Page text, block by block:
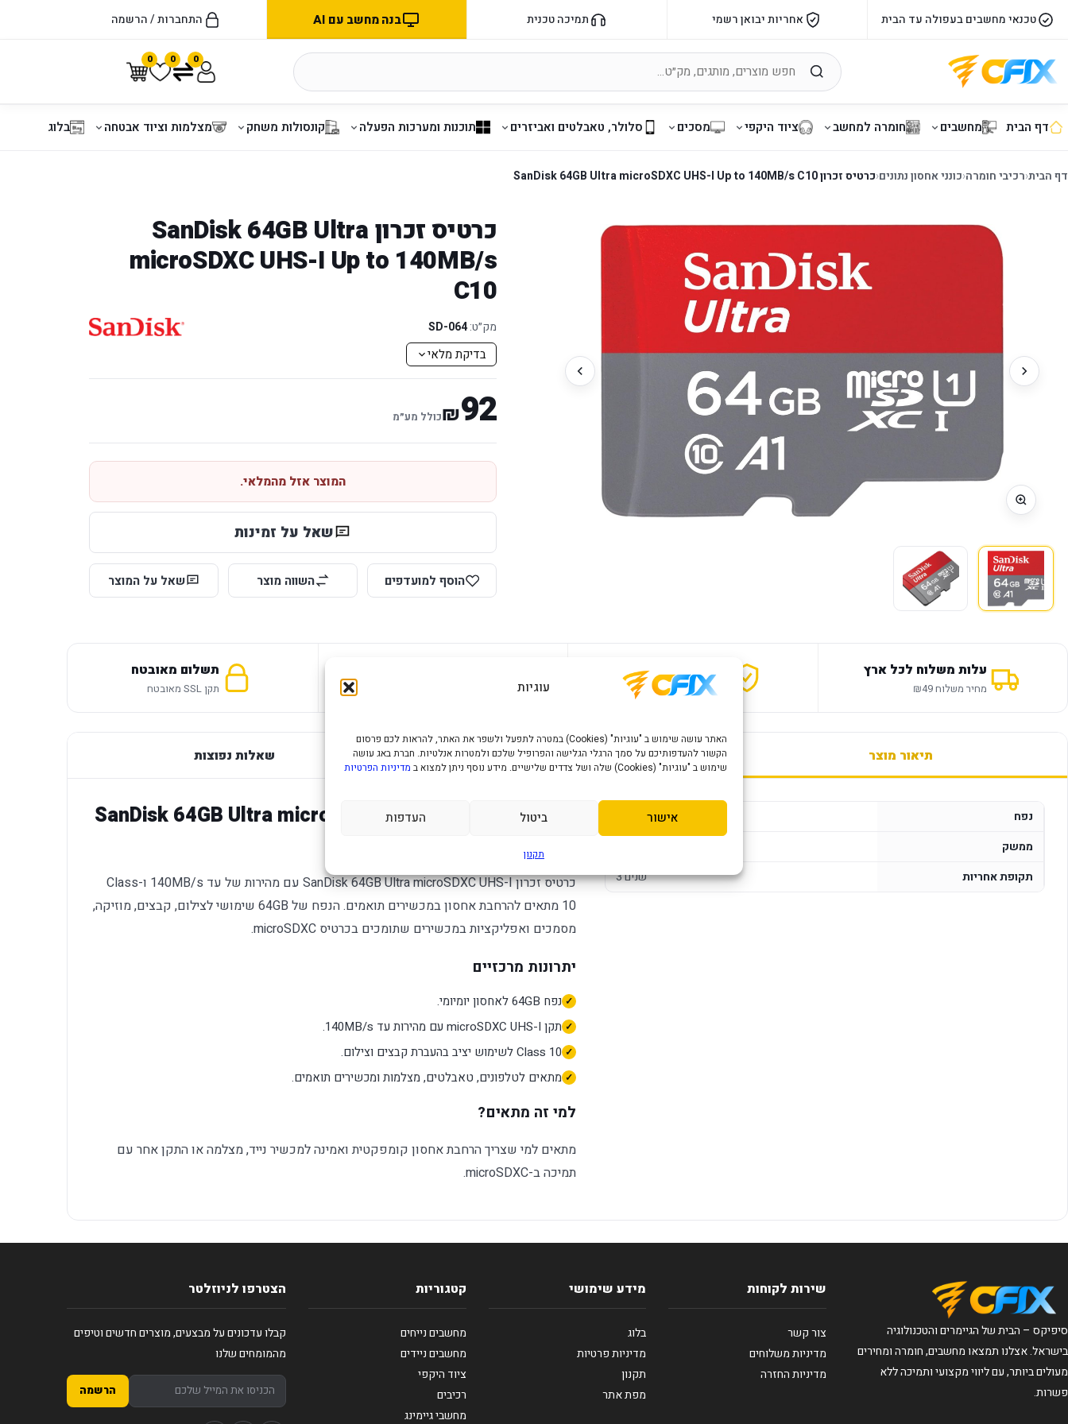
עוגיות
האתר עושה שימוש ב "עוגיות" (Cookies) במטרה לתפעל ולשפר את האתר, להראות לכם פרסום
הקשור להעדפותיכם על סמך הרגלי הגלישה והפרופיל שלכם ולמטרות אנלטיות. חברת באג עושה
שימוש ב "עוגיות" (Cookies) שלה ושל צדדים שלישיים. מידע נוסף ניתן למצוא ב
מדיניות הפרטיות
אישור ביטול העדפות
תקנון
טכנאי מחשבים בעפולה עד הבית אחריות יבואן רשמי תמיכה טכנית בנה מחשב עם AI התחברות / הרשמה
0 0 0
דף הבית מחשבים חומרה למחשב ציוד היקפי מסכים סלולר, טאבלטים ואביזרים תוכנות ומערכות הפעלה קונסולות משחק מצלמות וציוד אבטחה בלוג
דף הבית‹רכיבי חומרה‹כונני אחסון נתונים‹כרטיס זכרון SanDisk 64GB Ultra microSDXC UHS-I Up to 140MB/s C10
כרטיס זכרון SanDisk 64GB Ultra
microSDXC UHS-I Up to 140MB/s
C10
מק״ט:SD-064
בדיקת מלאי
92
₪כולל מע״מ
המוצר אזל מהמלאי.
שאל על זמינות
הוסף למועדפים השווה מוצר שאל על המוצר
עלות משלוח לכל ארץ
מחיר משלוח ₪49
אחריות יבואן רשמי תשלום מאובטח
תקן SSL מאובטח
תיאור מוצר מפרט טכני שאלות נפוצות
נפח
ממשק
תקופת אחריות
3 שנים
כרטיס זכרון SanDisk 64GB Ultra microSDXC UHS-I Up
to 140MB/s C10
כרטיס זכרון SanDisk 64GB Ultra microSDXC UHS-I עם מהירות של עד 140MB/s ו-Class
10 מתאים להרחבת אחסון במכשירים תואמים. הנפח של 64GB שימושי לצילום, קבצים, מוזיקה,
מסמכים ואפליקציות במכשירים שתומכים בכרטיס microSDXC.
יתרונות מרכזיים
נפח 64GB לאחסון יומיומי.
תקן microSDXC UHS-I עם מהירות עד 140MB/s.
Class 10 לשימוש יציב בהעברת קבצים וצילום.
מתאים לטלפונים, טאבלטים, מצלמות ומכשירים תואמים.
למי זה מתאים?
מתאים למי שצריך הרחבת אחסון קומפקטית ואמינה למכשיר נייד, מצלמה או התקן אחר עם
תמיכה ב-microSDXC.
סיפיקס – הבית של הגיימרים והטכנולוגיה
בישראל. אצלנו תמצאו מחשבים, חומרה ומחירים
מעולים ביותר, עם ליווי מקצועי ותמיכה ללא
פשרות.
שירות לקוחות
צור קשר
מדיניות משלוחים
מדיניות החזרה
מידע שימושי
בלוג
מדיניות פרטיות
תקנון
מפת אתר
קטגוריות
מחשבים נייחים
מחשבים ניידים
ציוד היקפי
רכיבים
מחשבי גיימינג
הצטרפו לניוזלטר
קבלו עדכונים על מבצעים, מוצרים חדשים וטיפים
מהמומחים שלנו
הרשמה